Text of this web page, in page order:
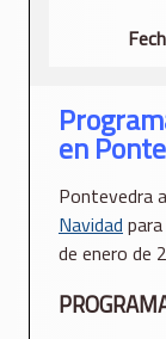
en
Pontevedra
Navidad
de enero de